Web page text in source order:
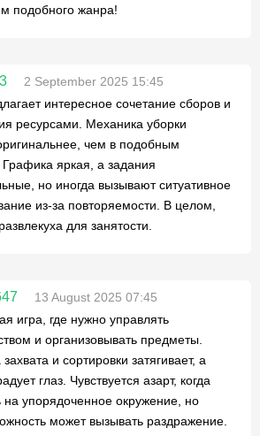
подобного жанра!
2 September 2025 15:45
интересное сочетание сборов и
ресурсами. Механика уборки
чем в подобным
Графика яркая, а задания
но иногда вызывают ситуативное
из-за повторяемости. В целом,
для занятости.
13 August 2025 07:45
игра, где нужно управлять
и организовывать предметы.
и сортировки затягивает, а
глаз. Чувствуется азарт, когда
упорядоченное окружение, но
может вызывать раздражение.